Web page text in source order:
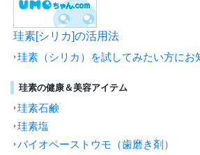
珪素[シリカ]の活用法
珪素（シリカ）を試してみたい方にお
珪素の健康＆美容アイテム
珪素石鹸
珪素塩
バイオペーストウモ（歯磨き剤）